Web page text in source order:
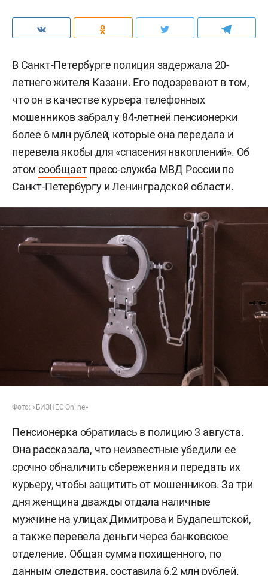
В Санкт-Петербурге полиция задержала 20-
летнего жителя Казани. Его подозревают в том,
что он в качестве курьера телефонных
мошенников забрал у 84-летней пенсионерки
более 6 млн рублей, которые она передала и
перевела якобы для «спасения накоплений». Об
этом сообщаетпресс-служба МВД России по
Санкт-Петербургу и Ленинградской области.
Фото: «БИЗНЕС Online»
Пенсионерка обратилась в полицию 3 августа.
Она рассказала, что неизвестные убедили ее
срочно обналичить сбережения и передать их
курьеру, чтобы защитить от мошенников. За три
дня женщина дважды отдала наличные
мужчине на улицах Димитрова и Будапештской,
а также перевела деньги через банковское
отделение. Общая сумма похищенного, по
данным следствия, составила 6,2 млн рублей.